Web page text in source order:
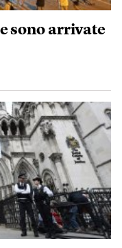
sono arrivate